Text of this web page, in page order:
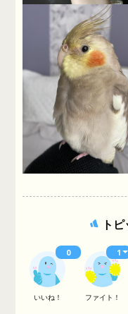
ト
いいね！ ファイト！
0 1